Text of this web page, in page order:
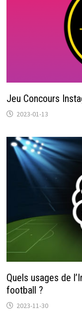
Jeu Concours
2023-01-13
Quels usages de
football ?
2023-11-30